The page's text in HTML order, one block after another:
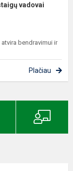
vadovai
bendravimui ir
Plačiau